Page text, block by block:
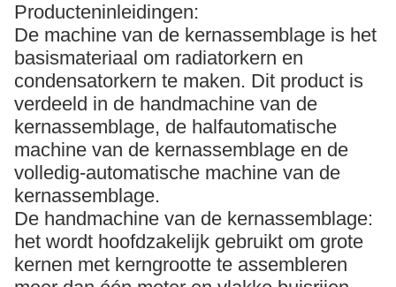
Producteninleidingen:
De machine van de kernassemblage is het
basismateriaal om radiatorkern en
condensatorkern te maken. Dit product is
verdeeld in de handmachine van de
kernassemblage, de halfautomatische
machine van de kernassemblage en de
volledig-automatische machine van de
kernassemblage.
De handmachine van de kernassemblage:
het wordt hoofdzakelijk gebruikt om grote
kernen met kerngrootte te assembleren